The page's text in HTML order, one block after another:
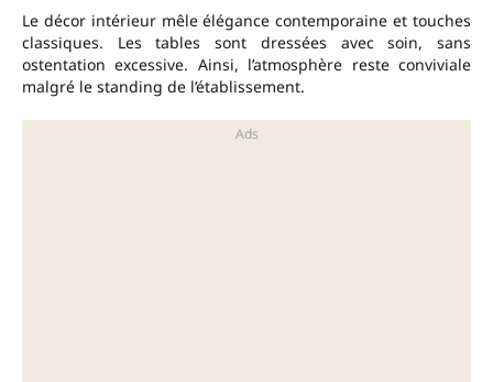
Le décor intérieur mêle élégance contemporaine et touches
classiques. Les tables sont dressées avec soin, sans
ostentation excessive. Ainsi, l’atmosphère reste conviviale
malgré le standing de l’établissement.